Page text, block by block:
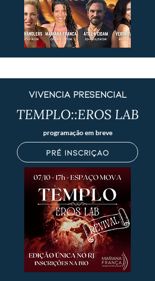
vivência presencial
TEMPLO::EROS LAB
programação em breve
pré inscrição